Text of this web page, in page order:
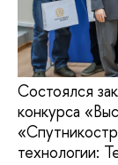
Состоялся
конкурса
технологии: